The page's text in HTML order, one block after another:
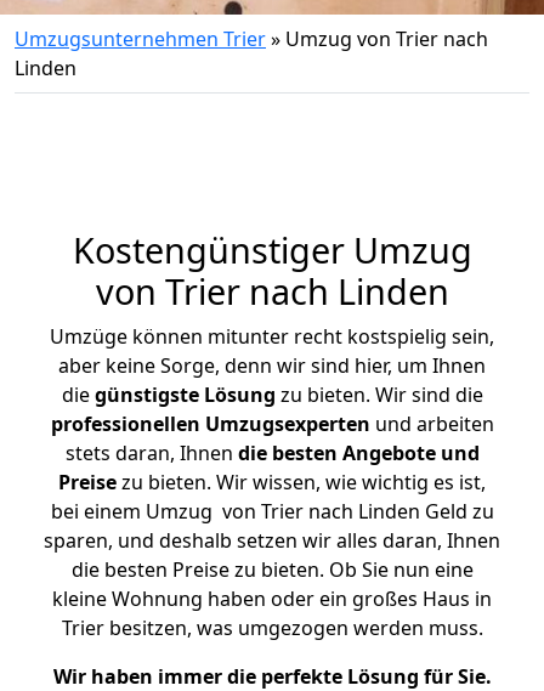
Umzugsunternehmen Trier» Umzug von Trier nach
Linden
Kostengünstiger Umzug
von Trier nach Linden
Umzüge können mitunter recht kostspielig sein,
aber keine Sorge, denn wir sind hier, um Ihnen
diegünstigste Lösung zu bieten. Wir sind die
professionellen Umzugsexperten und arbeiten
stets daran, Ihnen die besten Angebote und
Preisezu bieten. Wir wissen, wie wichtig es ist,
bei einem Umzug von Trier nach Linden Geld zu
sparen, und deshalb setzen wir alles daran, Ihnen
die besten Preise zu bieten. Ob Sie nun eine
kleine Wohnung haben oder ein großes Haus in
Trier besitzen, was umgezogen werden muss.
Wir haben immer die perfekte Lösung für Sie.